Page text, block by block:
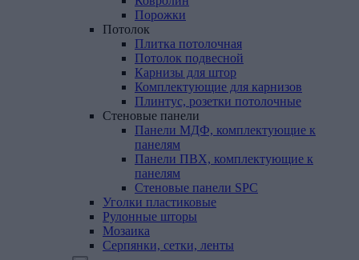
Порожки
Потолок
Плитка потолочная
Потолок подвесной
Карнизы для штор
Комплектующие для карнизов
Плинтус, розетки потолочные
Стеновые панели
Панели МДФ, комплектующие к
панелям
Панели ПВХ, комплектующие к
панелям
Стеновые панели SPC
Уголки пластиковые
Рулонные шторы
Мозаика
Серпянки, сетки, ленты